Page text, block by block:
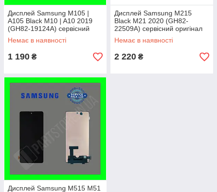
Дисплей Samsung M105 |
A105 Black M10 | A10 2019
(GH82-19124A) сервісний
оригінал без рамки
(переклеєне
Немає в наявності
1 190 ₴
Дисплей Samsung M215
Black M21 2020 (GH82-
22509A) сервісний оригінал
без рамки (переклеєне скло)
Немає в наявності
2 220 ₴
Дисплей Samsung M515 M51